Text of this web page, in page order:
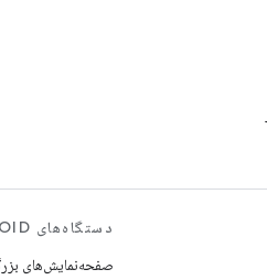
دستگاه‌های ANDROID
صفحه‌نمایش‌های